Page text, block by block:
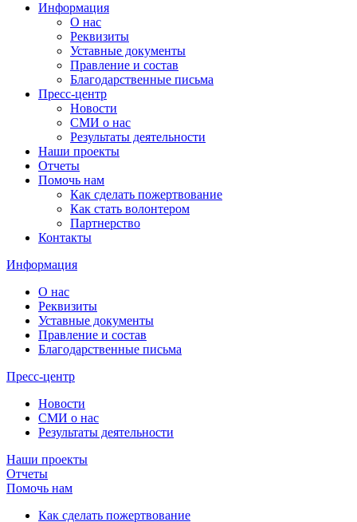
Информация
О нас
Реквизиты
Уставные документы
Правление и состав
Благодарственные письма
Пресс-центр
Новости
СМИ о нас
Результаты деятельности
Наши проекты
Отчеты
Помочь нам
Как сделать пожертвование
Как стать волонтером
Партнерство
Контакты
Информация
О нас
Реквизиты
Уставные документы
Правление и состав
Благодарственные письма
Пресс-центр
Новости
СМИ о нас
Результаты деятельности
Наши проекты
Отчеты
Помочь нам
Как сделать пожертвование